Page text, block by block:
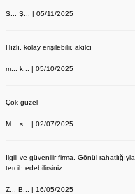
S... Ş... | 05/11/2025
Hızlı, kolay erişilebilir, akılcı
m... k... | 05/10/2025
Çok güzel
M... s... | 02/07/2025
İlgili ve güvenilir firma. Gönül rahatlığıyla
tercih edebilirsiniz.
Z... B... | 16/05/2025